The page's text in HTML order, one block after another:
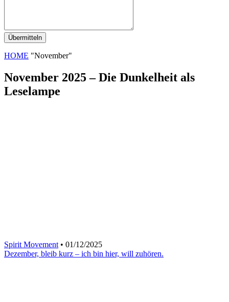
HOME "November"
November 2025 – Die Dunkelheit als
Leselampe
Spirit Movement• 01/12/2025
Dezember, bleib kurz – ich bin hier, will zuhören.